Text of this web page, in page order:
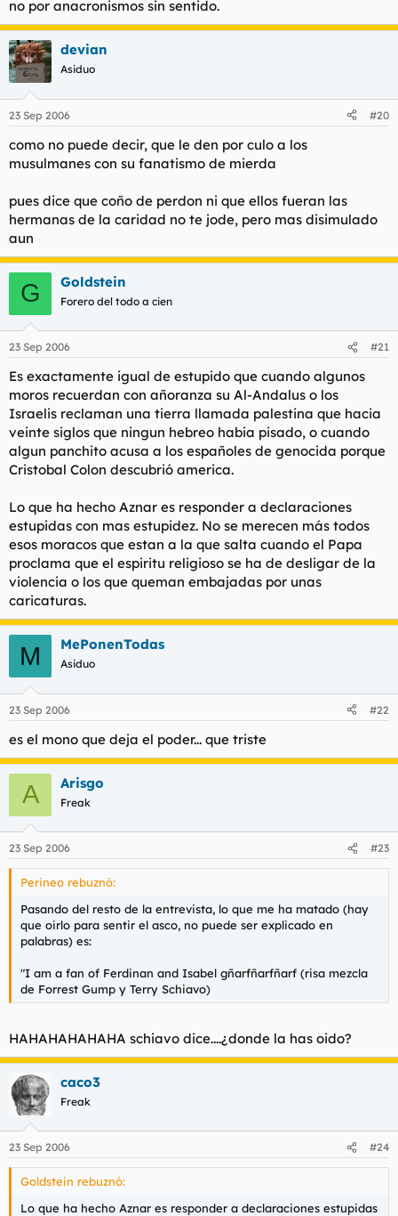
no por anacronismos sin sentido.
devian
Asiduo
23 Sep 2006 #20
como no puede decir, que le den por culo a los
musulmanes con su fanatismo de mierda
pues dice que coño de perdon ni que ellos fueran las
hermanas de la caridad no te jode, pero mas disimulado
aun
G Goldstein
Forero del todo a cien
23 Sep 2006 #21
Es exactamente igual de estupido que cuando algunos
moros recuerdan con añoranza su Al-Andalus o los
Israelis reclaman una tierra llamada palestina que hacia
veinte siglos que ningun hebreo habia pisado, o cuando
algun panchito acusa a los españoles de genocida porque
Cristobal Colon descubrió america.
Lo que ha hecho Aznar es responder a declaraciones
estupidas con mas estupidez. No se merecen más todos
esos moracos que estan a la que salta cuando el Papa
proclama que el espiritu religioso se ha de desligar de la
violencia o los que queman embajadas por unas
caricaturas.
M MePonenTodas
Asiduo
23 Sep 2006 #22
es el mono que deja el poder... que triste
A Arisgo
Freak
23 Sep 2006 #23
Perineo rebuznó:
Pasando del resto de la entrevista, lo que me ha matado (hay
que oirlo para sentir el asco, no puede ser explicado en
palabras) es:
"I am a fan of Ferdinan and Isabel gñarfñarfñarf (risa mezcla
de Forrest Gump y Terry Schiavo)
HAHAHAHAHAHA schiavo dice....¿donde la has oido?
caco3
Freak
23 Sep 2006 #24
Goldstein rebuznó:
Lo que ha hecho Aznar es responder a declaraciones estupidas